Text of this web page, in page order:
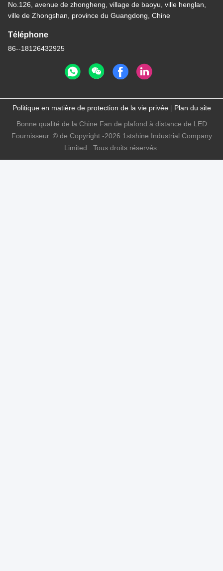
No.126, avenue de zhongheng, village de baoyu, ville henglan,
ville de Zhongshan, province du Guangdong, Chine
Téléphone
86--18126432925
Politique en matière de protection de la vie privée| Plan du site
Bonne qualité de la Chine Fan de plafond à distance de LED
Fournisseur. © de Copyright -2026 1stshine Industrial Company
Limited . Tous droits réservés.